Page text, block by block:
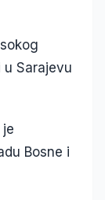
Sarajevu
je
Bosne i